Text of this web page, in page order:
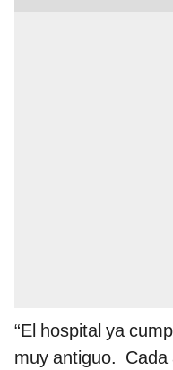
“El hospital ya
muy antiguo. Cada